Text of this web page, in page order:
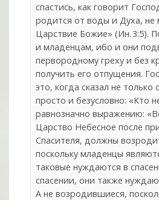
спастись, как говорит
родится от воды и Духа, не
Царствие Божие» (Ин. 3:5).
и младенцам, ибо и они
первородному греху и без
получить его отпущения.
это, когда сказал не только
просто и безусловно: «Кто
равнозначно выражению:
Царство Небесное после
Спасителя, должны
поскольку младенцы
таковые нуждаются в
спасении, они также
А не возродившиеся,